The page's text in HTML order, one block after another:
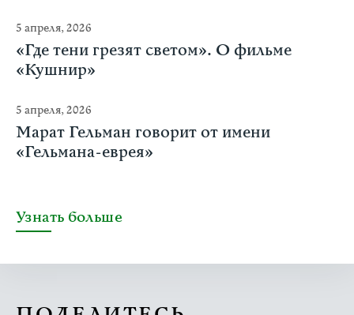
5 апреля, 2026
«Где тени грезят светом». О фильме
«Кушнир»
5 апреля, 2026
Марат Гельман говорит от имени
«Гельмана-еврея»
Узнать больше